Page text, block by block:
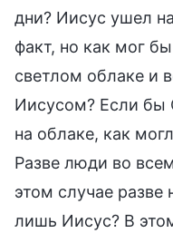
дни? Иисус ушел
факт, но как мог
светлом облаке и
Иисусом? Если бы
на облаке, как
Разве люди во
этом случае
лишь Иисус? В